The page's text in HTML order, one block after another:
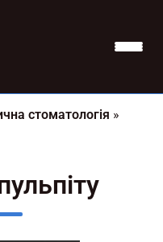
стоматологія »